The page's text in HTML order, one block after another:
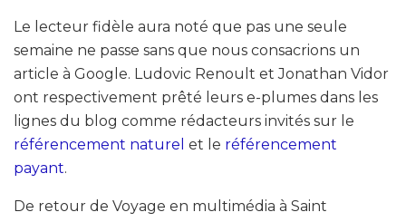
Le lecteur fidèle aura noté que pas une seule
semaine ne passe sans que nous consacrions un
article à Google. Ludovic Renoult et Jonathan Vidor
ont respectivement prêté leurs e-plumes dans les
lignes du blog comme rédacteurs invités sur le
référencement naturel et le référencement
payant.
De retour de Voyage en multimédia à Saint